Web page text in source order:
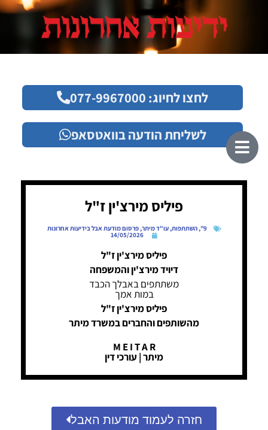
לחצו לחיוג: 077-9967000
לשליחת הודעה בוואטסאפ
פיליס מירצ'ין ז"ל
9"
,השתתפות,עו"ד מיתר,פרסום מודעת אבל בידיעות אחרונות
14/05/2026
פיליס מירצ'ין ז"ל
דיויד מירצ'ין והמשפחה
משתתפים באבלך הכבד
במות אמך
פיליס מירצ'ין ז"ל
מהשותפים והחברים במשרד מיתר
M E I T A R
מיתר | עורכי דין
חזרה לעמוד מודעות האבל